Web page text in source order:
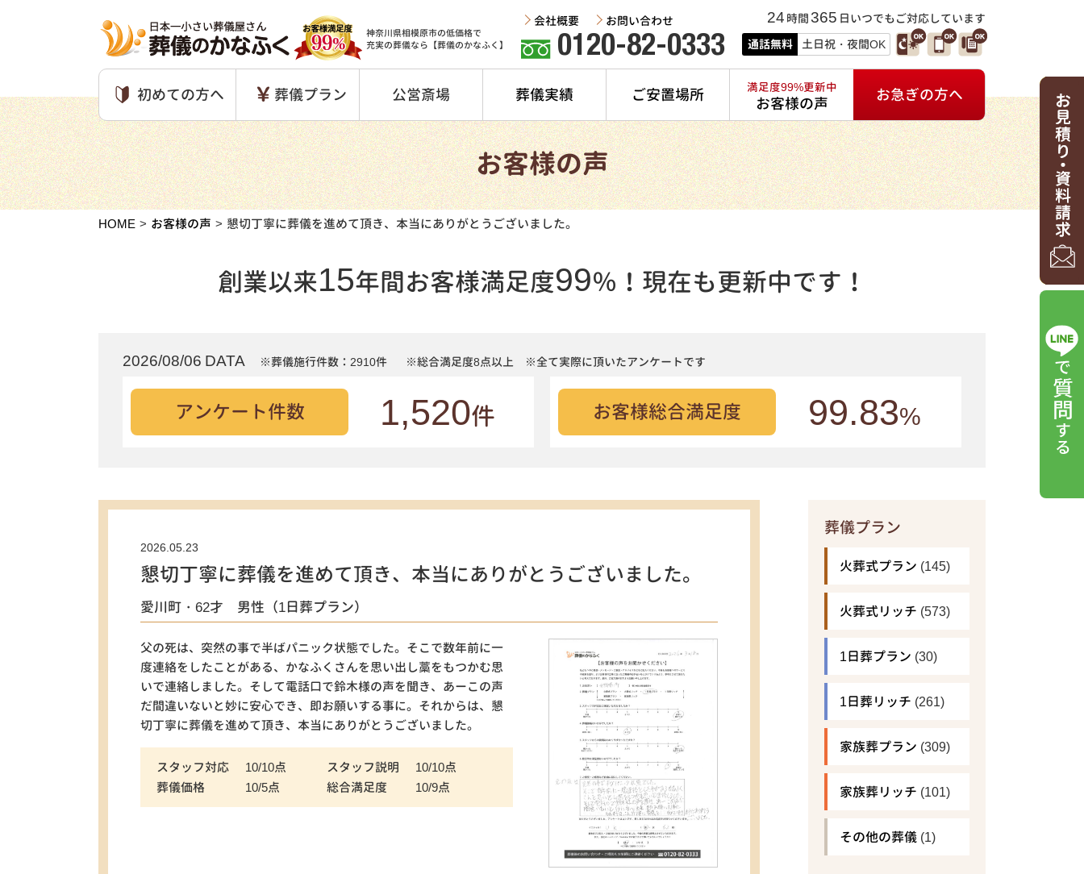
神奈川県相模原市の低価格で
充実の葬儀なら【葬儀のかなふく】
0120-82-0333
24 時間365 日いつでもご対応しています
通話無料 土日祝・夜間OK
会社概要 お問い合わせ
初めての方へ 葬儀プラン 公営斎場 葬儀実績 ご安置場所 満足度99%更新中
お客様の声 お急ぎの方へ
お客様の声
HOME お客様の声 懇切丁寧に葬儀を進めて頂き、本当にありがとうございました。
創業以来15年間お客様満足度99％！ 現在も更新中です！
2026/08/06 DATA ※葬儀施行件数：2910件 ※総合満足度8点以上 ※全て実際に頂いたアンケートです
アンケート件数 1,520件 お客様総合満足度 99.83%
2026.05.23
懇切丁寧に葬儀を進めて頂き、本当にありがとうございました。
愛川町・62才 男性（1日葬プラン）
父の死は、突然の事で半ばパニック状態でした。そこで数年前に一
度連絡をしたことがある、かなふくさんを思い出し藁をもつかむ思
いで連絡しました。そして電話口で鈴木様の声を聞き、あーこの声
だ間違いないと妙に安心でき、即お願いする事に。それからは、懇
切丁寧に葬儀を進めて頂き、本当にありがとうございました。
スタッフ対応 10/10点 スタッフ説明
10/10点
葬儀価格
10/5点 総合満足度 10/9点
葬儀プラン
火葬式プラン (145)
火葬式リッチ (573)
1日葬プラン (30)
1日葬リッチ (261)
家族葬プラン (309)
家族葬リッチ (101)
その他の葬儀 (1)